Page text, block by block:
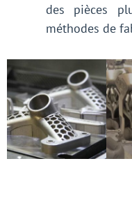
des pièces
méthodes de